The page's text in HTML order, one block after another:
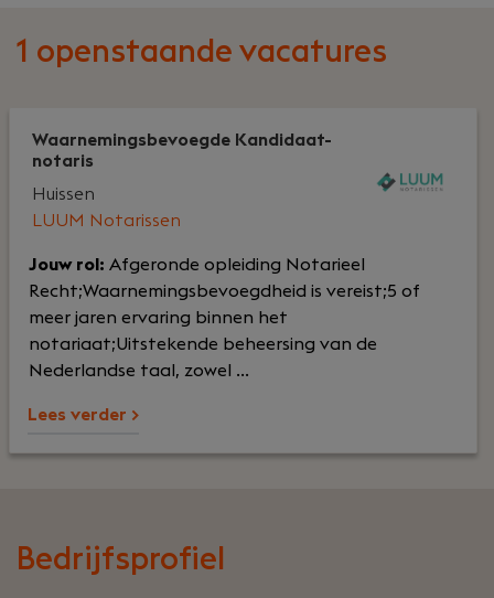
1 openstaande vacatures
Waarnemingsbevoegde Kandidaat-
notaris
LUUM Notarissen
Huissen
Jouw rol: Afgeronde opleiding Notarieel
Recht;Waarnemingsbevoegdheid is vereist;5 of
meer jaren ervaring binnen het
notariaat;Uitstekende beheersing van de
Nederlandse taal, zowel ...
Lees verder >
Bedrijfsprofiel